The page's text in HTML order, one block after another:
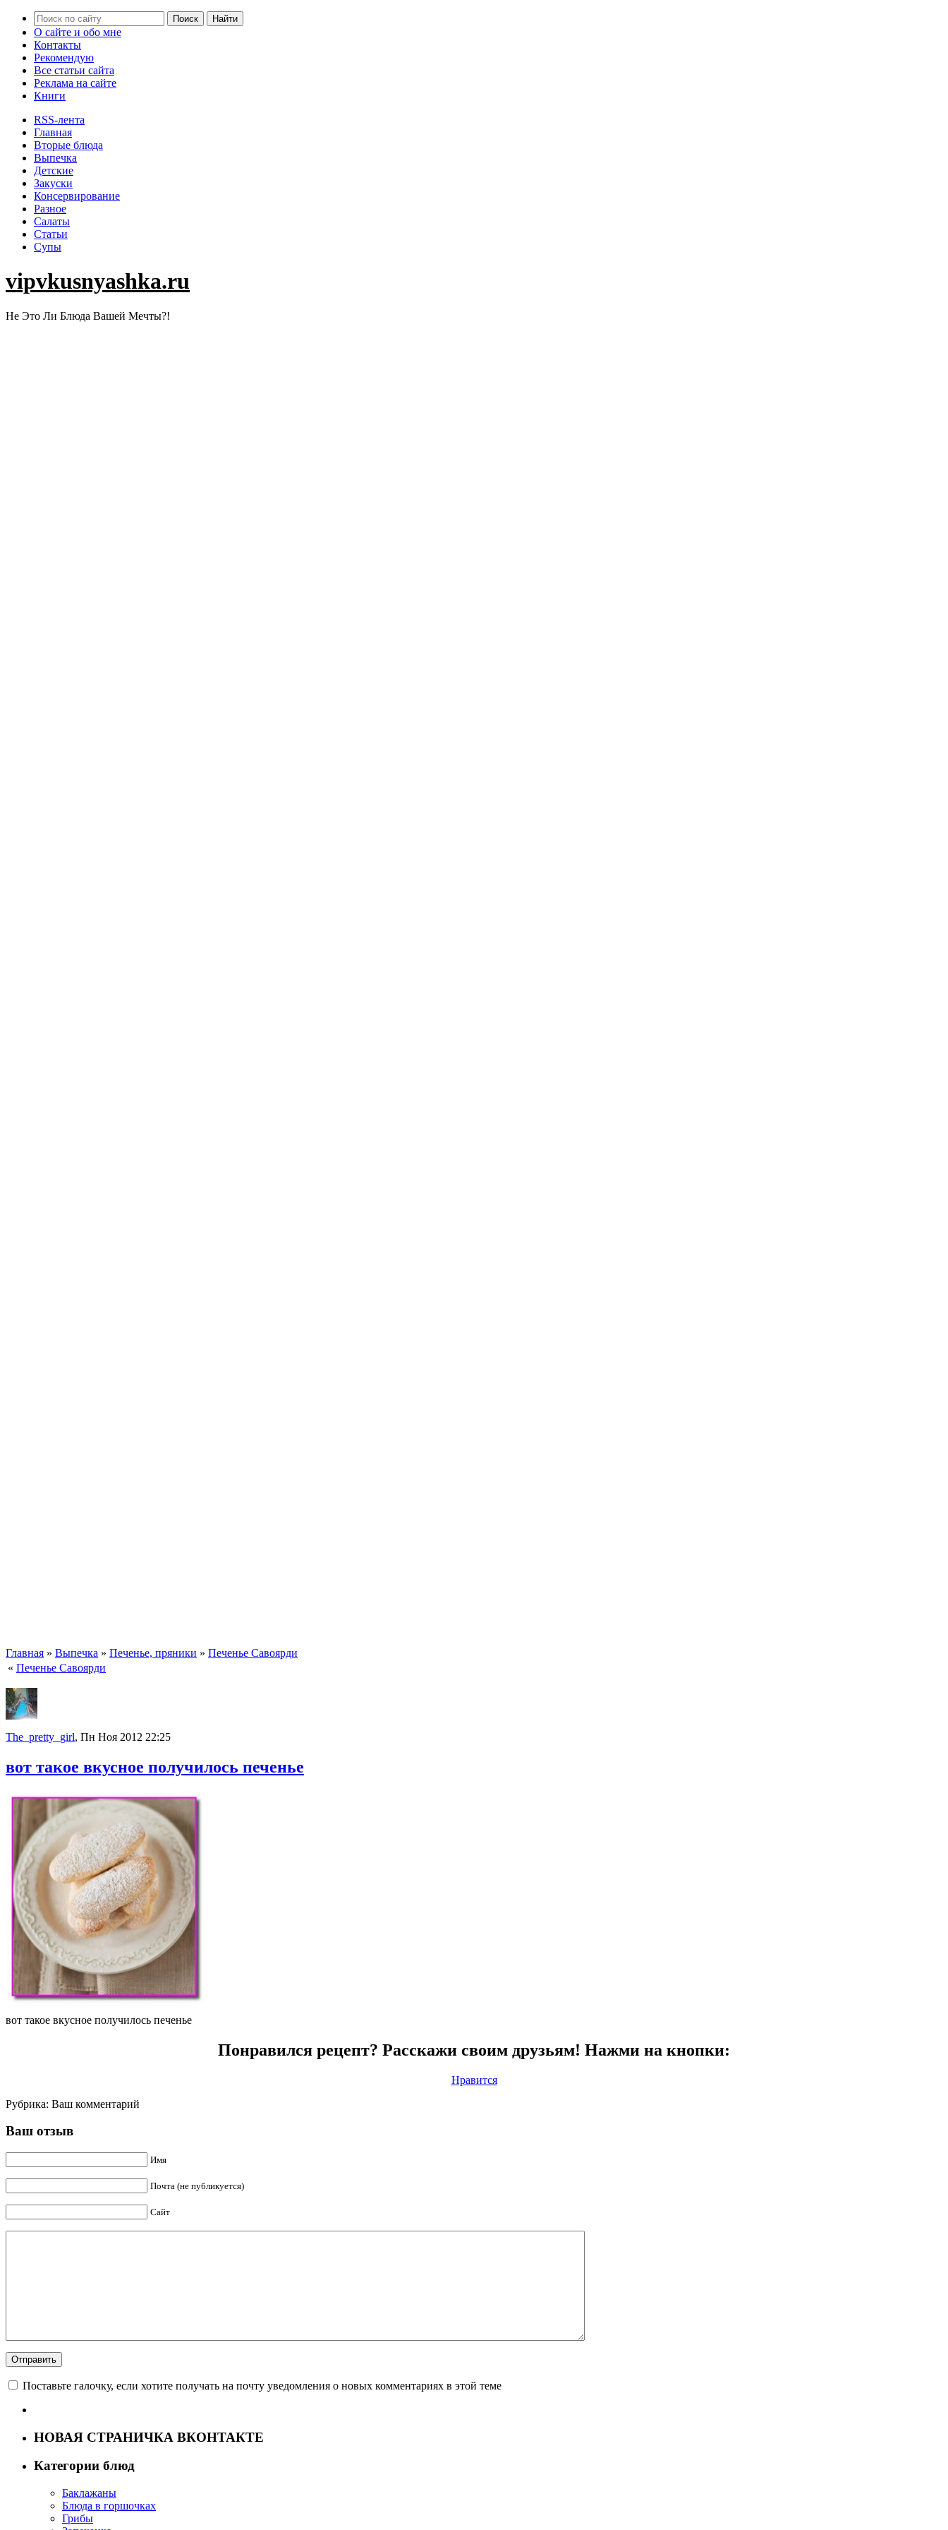
О сайте и обо мне
Контакты
Рекомендую
Все статьи сайта
Реклама на сайте
Книги
RSS-лента
Главная
Вторые блюда
Выпечка
Детские
Закуски
Консервирование
Разное
Салаты
Статьи
Супы
vipvkusnyashka.ru
Не Это Ли Блюда Вашей Мечты?!
Главная » Выпечка » Печенье, пряники » Печенье Савоярди
« Печенье Савоярди
The_pretty_girl, Пн Ноя 2012 22:25
вот такое вкусное получилось печенье
вот такое вкусное получилось печенье
Понравился рецепт? Расскажи своим друзьям! Нажми на кнопки:
Нравится
Рубрика: Ваш комментарий
Ваш отзыв
Имя
Почта (не публикуется)
Сайт
Поставьте галочку, если хотите получать на почту уведомления о новых комментариях в этой теме
НОВАЯ СТРАНИЧКА ВКОНТАКТЕ
Категории блюд
Баклажаны
Блюда в горшочках
Грибы